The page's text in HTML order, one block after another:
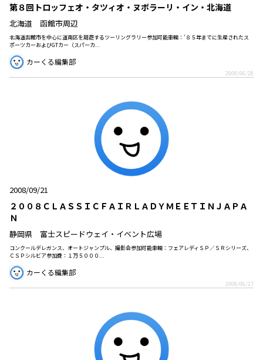
第８回トロッフェオ・タツィオ・ヌボラーリ・イン・北海道
北海道 函館市周辺
北海道函館市を中心に道南区を周遊するツーリングラリー参加可能車輌：’８５年までに生産されたス
ポーツカーおよびGTカー（スパーカ...
カーくる編集部
2008/06/28
2008/09/21
２００８ＣＬＡＳＳＩＣＦＡＩＲＬＡＤＹＭＥＥＴＩＮＪＡＰＡ
Ｎ
静岡県 富士スピードウェイ・イベント広場
コンクールデレガンス、オートジャンプル、撮影会参加可能車輌：フェアレディＳＰ／ＳＲシリーズ、
ＣＳＰシルビア参加費：１万５０００...
カーくる編集部
2008/06/27